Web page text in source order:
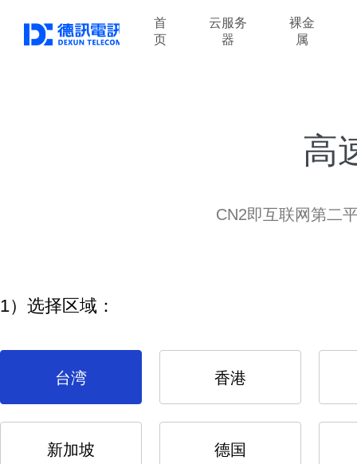
首
页
云服务
器
裸金
属
高
CN2即互联网第二
1）选择区域：
台湾 香港
新加坡 德国